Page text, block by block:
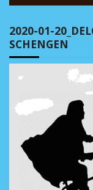
2020-01-
SCHENGEN